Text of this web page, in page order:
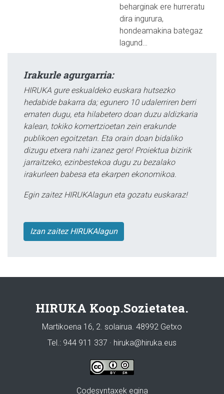
beharginak ere hurreratu
dira ingurura,
hondeamakina bategaz
lagund…
Irakurle agurgarria:
HIRUKA gure eskualdeko euskara hutsezko
hedabide bakarra da; egunero 10 udalerriren berri
ematen dugu, eta hilabetero doan duzu aldizkaria
kalean, tokiko komertzioetan zein erakunde
publikoen egoitzetan. Eta orain doan bidaliko
dizugu etxera nahi izanez gero! Proiektua bizirik
jarraitzeko, ezinbestekoa dugu zu bezalako
irakurleen babesa eta ekarpen ekonomikoa.
Egin zaitez HIRUKAlagun eta gozatu euskaraz!
Izan zaitez HIRUKAlagun
HIRUKA Koop.Sozietatea.
Martikoena 16, 2. solairua. 48992 Getxo
Tel.: 944 911 337 · hiruka@hiruka.eus
Codesyntaxek egina